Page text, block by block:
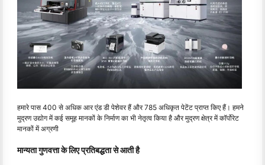
हमारे पास 400 से अधिक आर एंड डी पेशेवर हैं और 785 अधिकृत पेटेंट प्राप्त किए हैं। हमने
मुद्रण उद्योग में कई समूह मानकों के निर्माण का भी नेतृत्व किया है और मुद्रण क्षेत्र में कॉर्पोरेट
मानकों में अग्रणी
मान्यता गुणवत्ता के लिए प्रतिबद्धता से आती है